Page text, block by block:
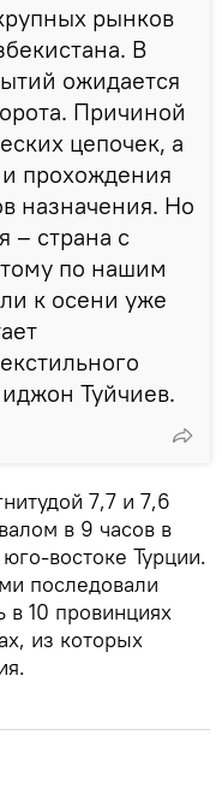
рынков
В
ожидается
Причиной
цепочек, а
прохождения
назначения. Но
– страна с
по нашим
к осени уже
Туйчиев.
7,7 и 7,6
в 9 часов в
востоке Турции.
последовали
10 провинциях
из которых